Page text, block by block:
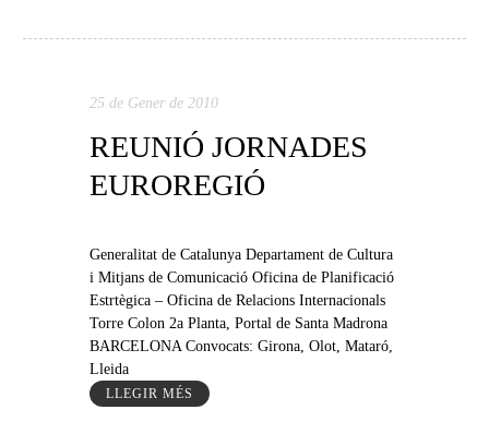
25 de Gener de 2010
REUNIÓ JORNADES
EUROREGIÓ
Generalitat de Catalunya Departament de Cultura
i Mitjans de Comunicació Oficina de Planificació
Estrtègica – Oficina de Relacions Internacionals
Torre Colon 2a Planta, Portal de Santa Madrona
BARCELONA Convocats: Girona, Olot, Mataró,
Lleida
LLEGIR MÉS